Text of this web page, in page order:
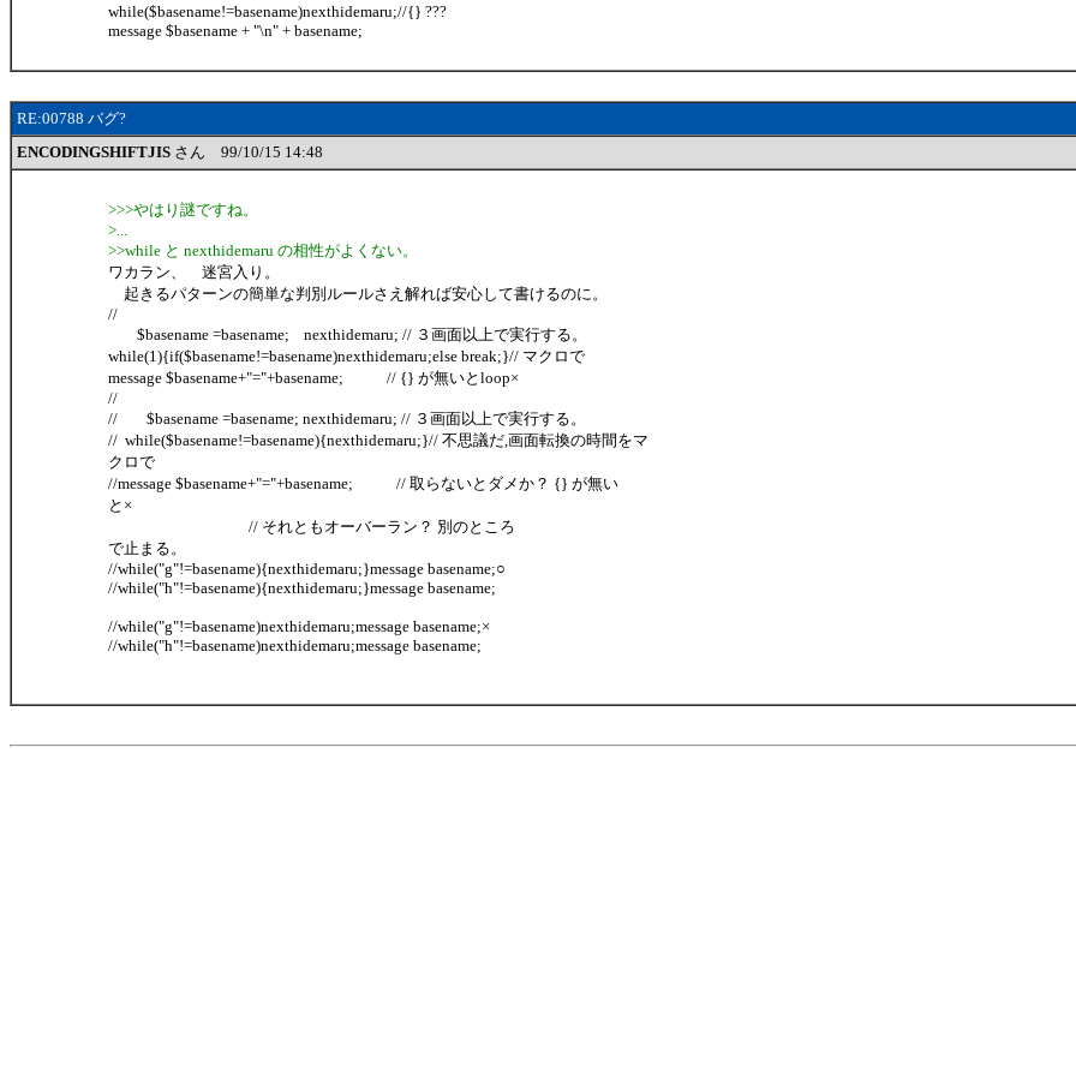
while($basename!=basename)nexthidemaru;//{} ???
message $basename + "\n" + basename;
RE:00788 バグ?
ENCODINGSHIFTJIS さん 99/10/15 14:48
>>>やはり謎ですね。
>...
>>while と nexthidemaru の相性がよくない。
ワカラン、 迷宮入り。
起きるパターンの簡単な判別ルールさえ解れば安心して書けるのに。
//
$basename =basename; nexthidemaru; // ３画面以上で実行する。
while(1){if($basename!=basename)nexthidemaru;else break;}// マクロで
message $basename+"="+basename; // {} が無いとloop×
//
// $basename =basename; nexthidemaru; // ３画面以上で実行する。
// while($basename!=basename){nexthidemaru;}// 不思議だ,画面転換の時間をマ
クロで
//message $basename+"="+basename; // 取らないとダメか？ {} が無い
と×
// それともオーバーラン？ 別のところ
で止まる。
//while("g"!=basename){nexthidemaru;}message basename;○
//while("h"!=basename){nexthidemaru;}message basename;
//while("g"!=basename)nexthidemaru;message basename;×
//while("h"!=basename)nexthidemaru;message basename;